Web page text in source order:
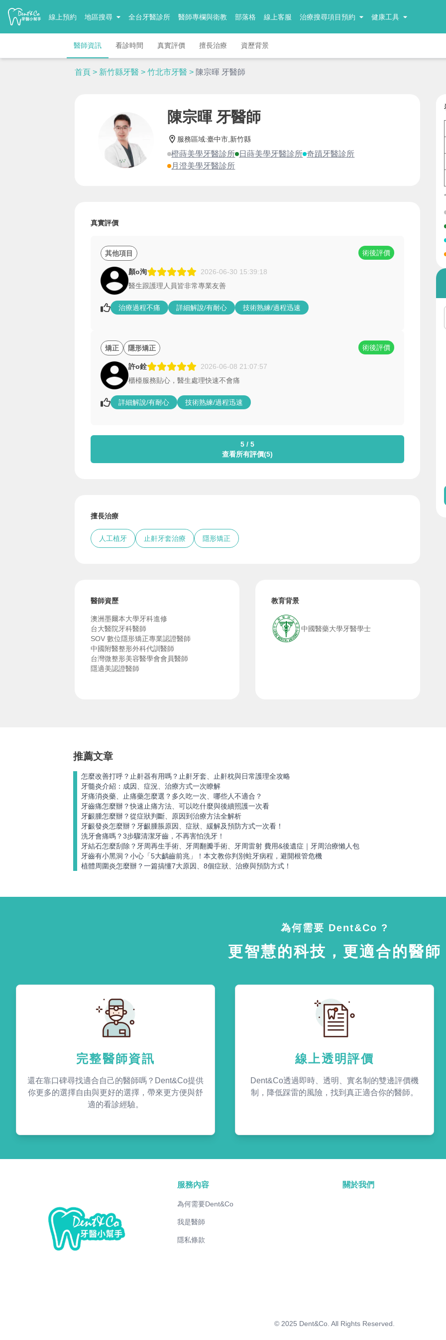
線上預約 地區搜尋 全台牙醫診所 醫師專欄與衛教 部落格 線上客服 治療搜尋項目預約 健康工具
醫師資訊 看診時間 真實評價 擅長治療 資歷背景
首頁 > 新竹縣牙醫 > 竹北市牙醫 > 陳宗暉 牙醫師
陳宗暉 牙醫師
服務區域:臺中市,新竹縣
橙蒔美學牙醫診所 日蒔美學牙醫診所 奇蹟牙醫診所
月澄美學牙醫診所
真實評價
其他項目 術後評價
顏o洵
2026-06-30 15:39:18
醫生跟護理人員皆非常專業友善
治療過程不痛 詳細解說/有耐心 技術熟練/過程迅速
矯正 隱形矯正 術後評價
許o銓
2026-06-08 21:07:57
櫃檯服務貼心，醫生處理快速不會痛
詳細解說/有耐心 技術熟練/過程迅速
5 / 5
查看所有評價(5)
擅長治療
人工植牙 止鼾牙套治療 隱形矯正
醫師資歷
澳洲墨爾本大學牙科進修
台大醫院牙科醫師
SOV 數位隱形矯正專業認證醫師
中國附醫整形外科代訓醫師
台灣微整形美容醫學會會員醫師
隱適美認證醫師
教育背景
中國醫藥大學牙醫學士
推薦文章
怎麼改善打呼？止鼾器有用嗎？止鼾牙套、止鼾枕與日常護理全攻略
牙髓炎介紹：成因、症況、治療方式一次瞭解
牙痛消炎藥、止痛藥怎麼選？多久吃一次、哪些人不適合？
牙齒痛怎麼辦？快速止痛方法、可以吃什麼與後續照護一次看
牙齦腫怎麼辦？從症狀判斷、原因到治療方法全解析
牙齦發炎怎麼辦？牙齦腫脹原因、症狀、緩解及預防方式一次看！
洗牙會痛嗎？3步驟清潔牙齒，不再害怕洗牙！
牙結石怎麼刮除？牙周再生手術、牙周翻瓣手術、牙周雷射 費用&後遺症｜牙周治療懶人包
牙齒有小黑洞？小心「5大齲齒前兆」！本文教你判別蛀牙病程，避開根管危機
植體周圍炎怎麼辦？一篇搞懂7大原因、8個症狀、治療與預防方式！
為何需要 Dent&Co ?
更智慧的科技，更適合的醫師
完整醫師資訊
還在靠口碑尋找適合自己的醫師嗎？Dent&Co提供
你更多的選擇自由與更好的選擇，帶來更方便與舒
適的看診經驗。
線上透明評價
Dent&Co透過即時、透明、實名制的雙邊評價機
制，降低踩雷的風險，找到真正適合你的醫師。
服務內容
為何需要Dent&Co
我是醫師
隱私條款
關於我們
© 2025 Dent&Co. All Rights Reserved.